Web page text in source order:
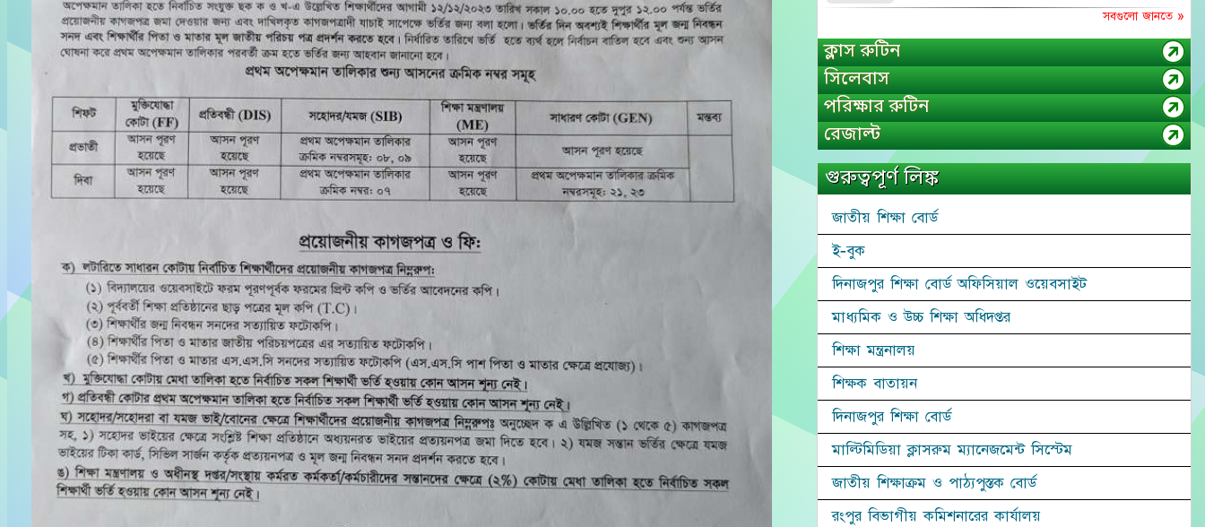
সবগুলো জানতে »
ক্লাস রুটিন
সিলেবাস
পরিক্ষার রুটিন
রেজাল্ট
গুরুত্বপূর্ণ লিঙ্ক
জাতীয় শিক্ষা বোর্ড
ই-বুক
দিনাজপুর শিক্ষা বোর্ড অফিসিয়াল ওয়েবসাইট
মাধ্যমিক ও উচ্চ শিক্ষা অধিদপ্তর
শিক্ষা মন্ত্রনালয়
শিক্ষক বাতায়ন
দিনাজপুর শিক্ষা বোর্ড
মাল্টিমিডিয়া ক্লাসরুম ম্যানেজমেন্ট সিস্টেম
জাতীয় শিক্ষাক্রম ও পাঠ্যপুস্তক বোর্ড
রংপুর বিভাগীয় কমিশনারের কার্যালয়